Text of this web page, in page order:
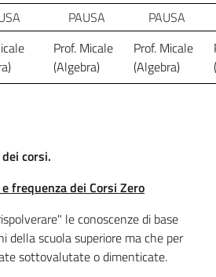
PAUSA PAUSA
Prof. Micale
(Algebra)
Prof. Micale
(Algebra)
corsi.
frequenza dei Corsi Zero
le conoscenze di base
della scuola superiore ma che per
sottovalutate o dimenticate.